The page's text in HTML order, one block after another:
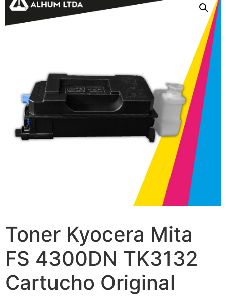
Toner Kyocera Mita
FS 4300DN TK3132
Cartucho Original